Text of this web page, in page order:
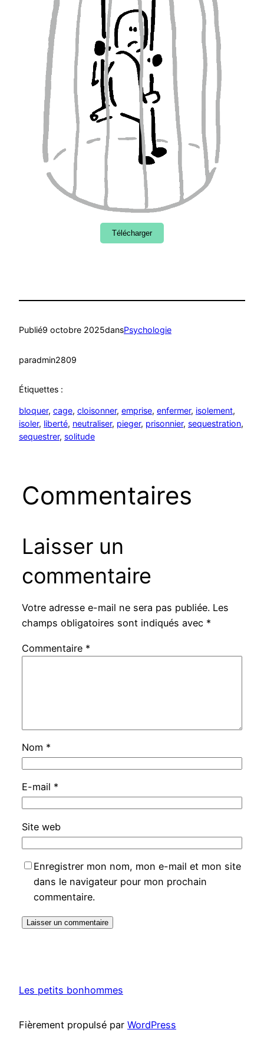
Télécharger
Publié9 octobre 2025dansPsychologie
paradmin2809
Étiquettes :
bloquer, cage, cloisonner, emprise, enfermer, isolement
isoler, liberté, neutraliser, pieger, prisonnier, sequestration
sequestrer, solitude
Commentaires
Laisser un
commentaire
Votre adresse e-mail ne sera pas publiée. Les
champs obligatoires sont indiqués avec *
Commentaire *
Nom *
E-mail *
Site web
Enregistrer mon nom, mon e-mail et mon site
dans le navigateur pour mon prochain
commentaire.
Les petits bonhommes
Fièrement propulsé par WordPress